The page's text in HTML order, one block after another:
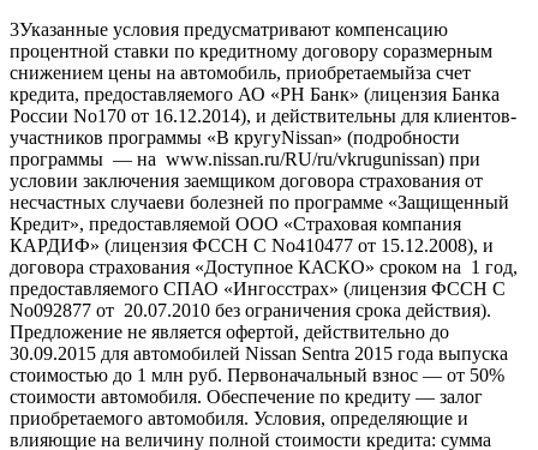
3Указанные условия предусматривают компенсацию
процентной ставки по кредитному договору соразмерным
снижением цены на автомобиль, приобретаемыйза счет
кредита, предоставляемого АО «РН Банк» (лицензия Банка
России No170 от 16.12.2014), и действительны для клиентов-
участников программы «В кругуNissan» (подробности
программы — на www.nissan.ru/RU/ru/vkrugunissan) при
условии заключения заемщиком договора страхования от
несчастных случаеви болезней по программе «Защищенный
Кредит», предоставляемой ООО «Страховая компания
КАРДИФ» (лицензия ФССН С No410477 от 15.12.2008), и
договора страхования «Доступное КАСКО» сроком на 1 год,
предоставляемого СПАО «Ингосстрах» (лицензия ФССН С
No092877 от 20.07.2010 без ограничения срока действия).
Предложение не является офертой, действительно до
30.09.2015 для автомобилей Nissan Sentra 2015 года выпуска
стоимостью до 1 млн руб. Первоначальный взнос — от 50%
стоимости автомобиля. Обеспечение по кредиту — залог
приобретаемого автомобиля. Условия, определяющие и
влияющие на величину полной стоимости кредита: сумма